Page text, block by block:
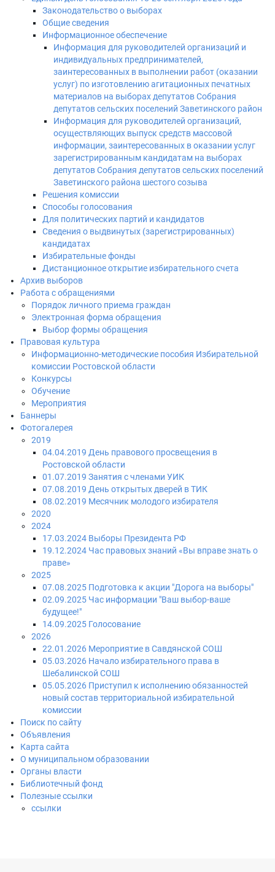
Законодательство о выборах
Общие сведения
Информационное обеспечение
Информация для руководителей организаций и
индивидуальных предпринимателей,
заинтересованных в выполнении работ (оказании
услуг) по изготовлению агитационных печатных
материалов на выборах депутатов Собрания
депутатов сельских поселений Заветинского район
Информация для руководителей организаций,
осуществляющих выпуск средств массовой
информации, заинтересованных в оказании услуг
зарегистрированным кандидатам на выборах
депутатов Собрания депутатов сельских поселений
Заветинского района шестого созыва
Решения комиссии
Способы голосования
Для политических партий и кандидатов
Сведения о выдвинутых (зарегистрированных)
кандидатах
Избирательные фонды
Дистанционное открытие избирательного счета
Архив выборов
Работа с обращениями
Порядок личного приема граждан
Электронная форма обращения
Выбор формы обращения
Правовая культура
Информационно-методические пособия Избирательной
комиссии Ростовской области
Конкурсы
Обучение
Мероприятия
Баннеры
Фотогалерея
2019
04.04.2019 День правового просвещения в
Ростовской области
01.07.2019 Занятия с членами УИК
07.08.2019 День открытых дверей в ТИК
08.02.2019 Месячник молодого избирателя
2020
2024
17.03.2024 Выборы Президента РФ
19.12.2024 Час правовых знаний «Вы вправе знать о
праве»
2025
07.08.2025 Подготовка к акции "Дорога на выборы"
02.09.2025 Час информации "Ваш выбор-ваше
будущее!"
14.09.2025 Голосование
2026
22.01.2026 Мероприятие в Савдянской СОШ
05.03.2026 Начало избирательного права в
Шебалинской СОШ
05.05.2026 Приступил к исполнению обязанностей
новый состав территориальной избирательной
комиссии
Поиск по сайту
Объявления
Карта сайта
О муниципальном образовании
Органы власти
Библиотечный фонд
Полезные ссылки
ссылки